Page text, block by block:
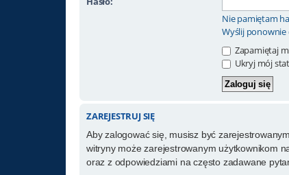
Nie pamiętam
Wyślij
Zapamiętaj
Ukryj mój
ZAREJESTRUJ SIĘ
Aby zalogować się, musisz być
witryny może zarejestrowanym użytkownikom
oraz z odpowiedziami na często zadawane